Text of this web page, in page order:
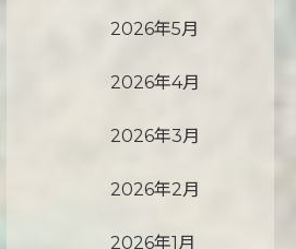
2026年5月
2026年4月
2026年3月
2026年2月
2026年1月